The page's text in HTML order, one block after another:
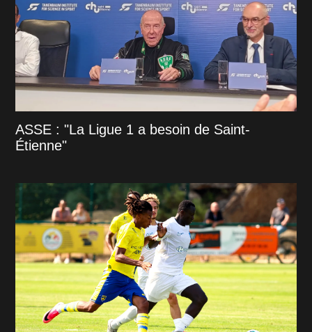
ASSE : "La Ligue 1 a besoin de Saint-
Étienne"